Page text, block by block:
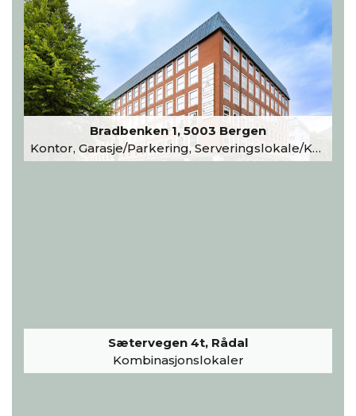
Bradbenken 1, 5003 Bergen
Kontor, Garasje/Parkering, Serveringslokale/Kantine, Undervisning/Arrangement
Sætervegen 4t, Rådal
Kombinasjonslokaler